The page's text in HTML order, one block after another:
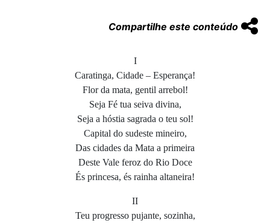
Compartilhe este conteúdo
I
Caratinga, Cidade – Esperança!
Flor da mata, gentil arrebol!
Seja Fé tua seiva divina,
Seja a hóstia sagrada o teu sol!
Capital do sudeste mineiro,
Das cidades da Mata a primeira
Deste Vale feroz do Rio Doce
És princesa, és rainha altaneira!
II
Teu progresso pujante, sozinha,